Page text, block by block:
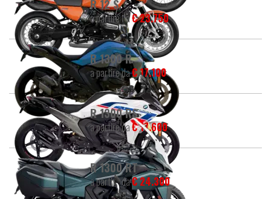
R 12 S
a partire da€ 23.750
R 1300 R
a partire da€ 17.100
R 1300 RS
a partire da€ 17.600
R 1300 RT
a partire da€ 24.300